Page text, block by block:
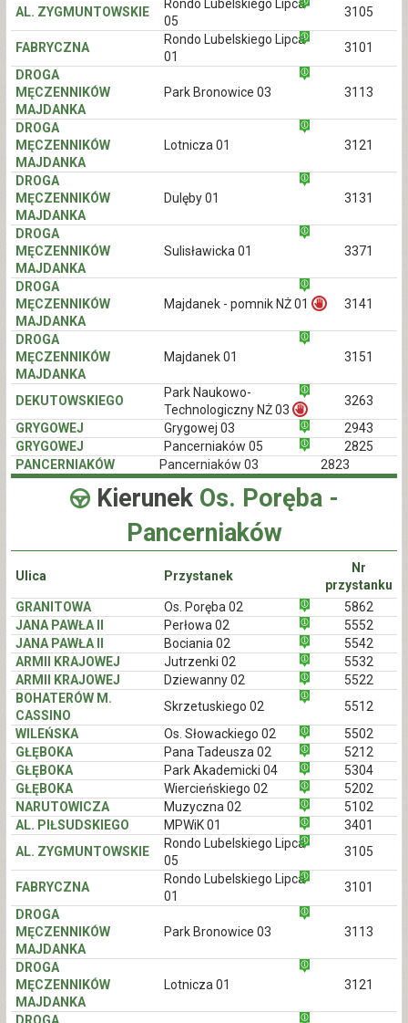
AL. ZYGMUNTOWSKIE
Rondo Lubelskiego Lipca
05
3105
FABRYCZNA
Rondo Lubelskiego Lipca
01
3101
DROGA
MĘCZENNIKÓW
MAJDANKA
Park Bronowice 03 3113
DROGA
MĘCZENNIKÓW
MAJDANKA
Lotnicza 01 3121
DROGA
MĘCZENNIKÓW
MAJDANKA
Dulęby 01 3131
DROGA
MĘCZENNIKÓW
MAJDANKA
Sulisławicka 01 3371
DROGA
MĘCZENNIKÓW
MAJDANKA
Majdanek - pomnik NŻ 01 3141
DROGA
MĘCZENNIKÓW
MAJDANKA
Majdanek 01 3151
DEKUTOWSKIEGO
Park Naukowo-
Technologiczny NŻ 03
3263
GRYGOWEJ
Grygowej 03
2943
GRYGOWEJ
Pancerniaków 05
2825
PANCERNIAKÓW
Pancerniaków 03 2823
Kierunek Os. Poręba -
Pancerniaków
Ulica Przystanek
Nr
przystanku
GRANITOWA
Os. Poręba 02
5862
JANA PAWŁA II
Perłowa 02
5552
JANA PAWŁA II
Bociania 02
5542
ARMII KRAJOWEJ
Jutrzenki 02
5532
ARMII KRAJOWEJ
Dziewanny 02
5522
BOHATERÓW M.
CASSINO
Skrzetuskiego 02
5512
WILEŃSKA
Os. Słowackiego 02
5502
GŁĘBOKA
Pana Tadeusza 02
5212
GŁĘBOKA
Park Akademicki 04
5304
GŁĘBOKA
Wiercieńskiego 02
5202
NARUTOWICZA
Muzyczna 02
5102
AL. PIŁSUDSKIEGO
MPWiK 01
3401
AL. ZYGMUNTOWSKIE
Rondo Lubelskiego Lipca
05
3105
FABRYCZNA
Rondo Lubelskiego Lipca
01
3101
DROGA
MĘCZENNIKÓW
MAJDANKA
Park Bronowice 03 3113
DROGA
MĘCZENNIKÓW
MAJDANKA
Lotnicza 01 3121